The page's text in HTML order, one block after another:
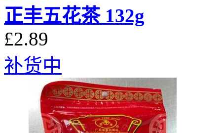
正丰五花茶 132g
£2.89
补货中